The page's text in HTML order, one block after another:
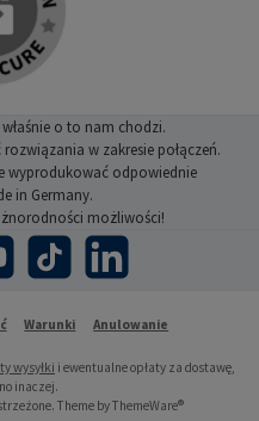
o to nam chodzi.
w zakresie połączeń.
wyprodukować odpowiednie
in Germany.
możliwości!
TikTok LinkedIn
Warunki Anulowanie
wysyłki i ewentualne opłaty za dostawę,
inaczej.
Theme byThemeWare®